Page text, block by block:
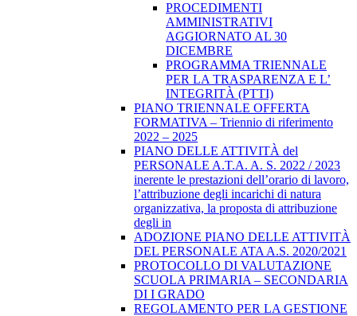
PROCEDIMENTI
AMMINISTRATIVI
AGGIORNATO AL 30
DICEMBRE
PROGRAMMA TRIENNALE
PER LA TRASPARENZA E L’
INTEGRITÀ (PTTI)
PIANO TRIENNALE OFFERTA
FORMATIVA – Triennio di riferimento
2022 – 2025
PIANO DELLE ATTIVITÀ del
PERSONALE A.T.A. A. S. 2022 / 2023
inerente le prestazioni dell’orario di lavoro,
l’attribuzione degli incarichi di natura
organizzativa, la proposta di attribuzione
degli in
ADOZIONE PIANO DELLE ATTIVITÀ
DEL PERSONALE ATA A.S. 2020/2021
PROTOCOLLO DI VALUTAZIONE
SCUOLA PRIMARIA – SECONDARIA
DI I GRADO
REGOLAMENTO PER LA GESTIONE